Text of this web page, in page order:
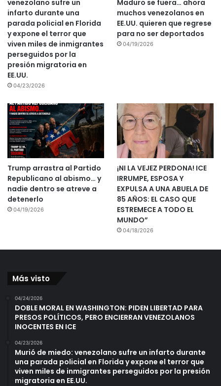
venezolano sufre un
infarto durante una
parada policial en Florida
y expone el terror que
viven miles de inmigrantes
perseguidos por la
presión migratoria en
EE.UU.
04/23/2026
Maduro se fuera… ahora
muchos venezolanos en
EE.UU. quieren que regrese
para no ser deportados
04/19/2026
Trump arrastra al Partido
Republicano al abismo… y
nadie dentro se atreve a
detenerlo
04/19/2026
¡NI LA VEJEZ PERDONA! ICE
IRRUMPE, ESPOSA Y
EXPULSA A UNA ABUELA DE
85 AÑOS: EL CASO QUE
ESTREMECE A TODO EL
MUNDO”
04/18/2026
Más visto
04/24/2026
DOBLE MORAL EN WASHINGTON: PIDEN LIBERTAD PARA
PRESOS POLÍTICOS, PERO ENCIERRAN VENEZOLANOS
INOCENTES EN ICE
04/23/2026
Murió de miedo: venezolano sufre un infarto durante
una parada policial en Florida y expone el terror que
viven miles de inmigrantes perseguidos por la presión
migratoria en EE.UU.